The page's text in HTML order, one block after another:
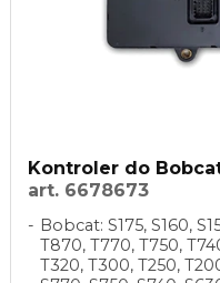
Kontroler do
art. 6678673
Bobcat: S175, S160,
T870, T770, T750,
T320, T300, T250,